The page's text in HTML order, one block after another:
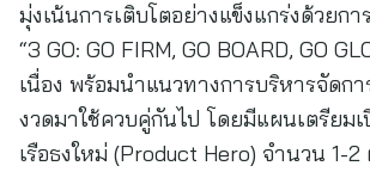
มุ่งเน้นการเติบโตอย่างแข็งแกร่งด้วยก
“3 GO: GO FIRM, GO BOARD, GO
เนื่อง พร้อมนำแนวทางการบริหารจัดก
งวดมาใช้ควบคู่กันไป โดยมีแผนเตรียม
เรือธงใหม่ (Product Hero) จำนวน 1-